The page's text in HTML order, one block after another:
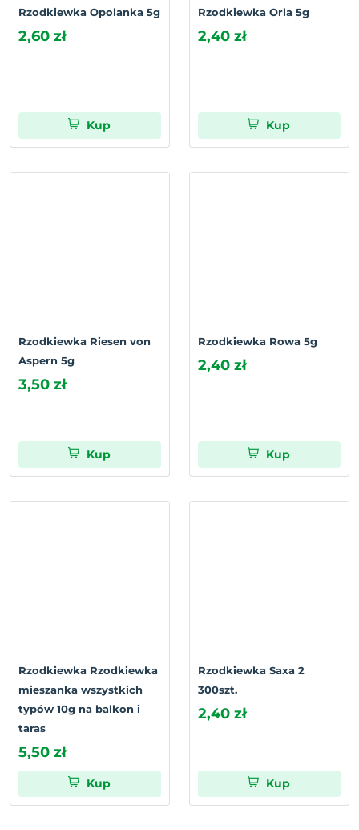
Rzodkiewka Opolanka 5g
2,60 zł
Kup
Rzodkiewka Orla 5g
2,40 zł
Kup
Rzodkiewka Riesen von
Aspern 5g
3,50 zł
Kup
Rzodkiewka Rowa 5g
2,40 zł
Kup
Rzodkiewka Rzodkiewka
mieszanka wszystkich
typów 10g na balkon i
taras
5,50 zł
Kup
Rzodkiewka Saxa 2
300szt.
2,40 zł
Kup